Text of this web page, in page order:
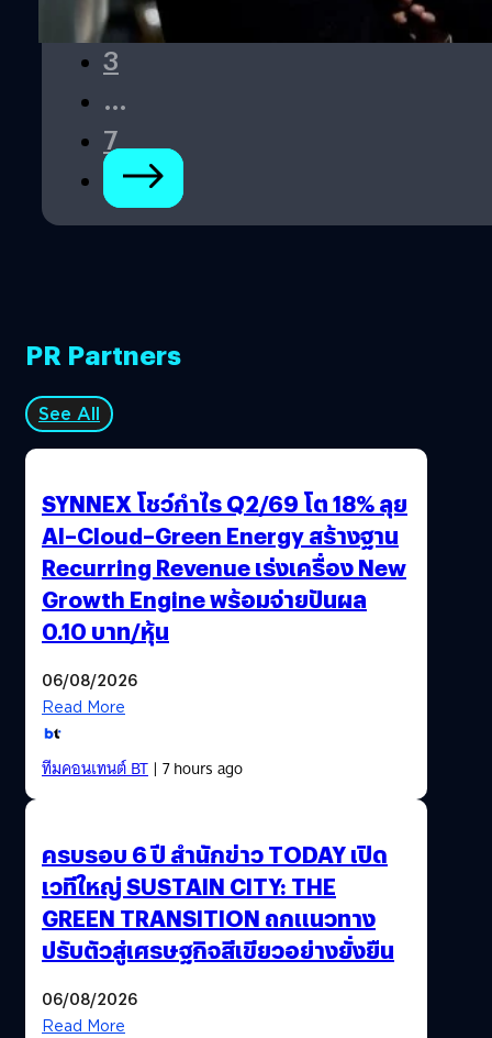
2
3
…
7
PR Partners
See All
SYNNEX โชว์กำไร Q2/69 โต 18% ลุย
AI–Cloud–Green Energy สร้างฐาน
Recurring Revenue เร่งเครื่อง New
Growth Engine พร้อมจ่ายปันผล
0.10 บาท/หุ้น
06/08/2026
Read More
ทีมคอนเทนต์ BT| 7 hours ago
ครบรอบ 6 ปี สำนักข่าว TODAY เปิด
เวทีใหญ่ SUSTAIN CITY: THE
GREEN TRANSITION ถกแนวทาง
ปรับตัวสู่เศรษฐกิจสีเขียวอย่างยั่งยืน
06/08/2026
Read More